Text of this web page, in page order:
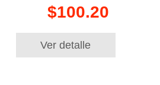
$100.20
Ver detalle